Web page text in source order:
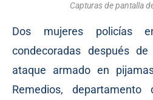
Capturas de pantalla
Dos mujeres policías
condecoradas después
ataque armado en
Remedios,